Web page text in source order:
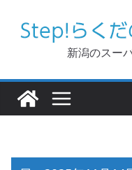
新潟のスー